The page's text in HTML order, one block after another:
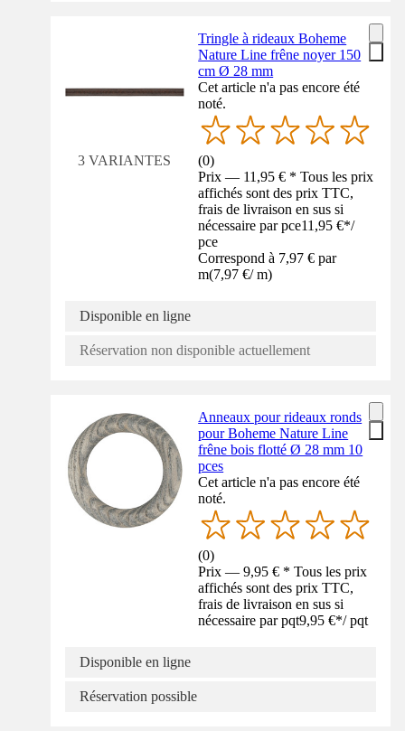
3 VARIANTES
Tringle à rideaux Boheme
Nature Line frêne noyer 150
cm Ø 28 mm
Cet article n'a pas encore été
noté.
(0)
Prix — 11,95 € * Tous les prix
affichés sont des prix TTC,
frais de livraison en sus si
nécessaire par pce11,95 €*/
pce
Correspond à 7,97 € par
m(7,97 €/ m)
Disponible en ligne
Réservation non disponible actuellement
Anneaux pour rideaux ronds
pour Boheme Nature Line
frêne bois flotté Ø 28 mm 10
pces
Cet article n'a pas encore été
noté.
(0)
Prix — 9,95 € * Tous les prix
affichés sont des prix TTC,
frais de livraison en sus si
nécessaire par pqt9,95 €*/ pqt
Disponible en ligne
Réservation possible